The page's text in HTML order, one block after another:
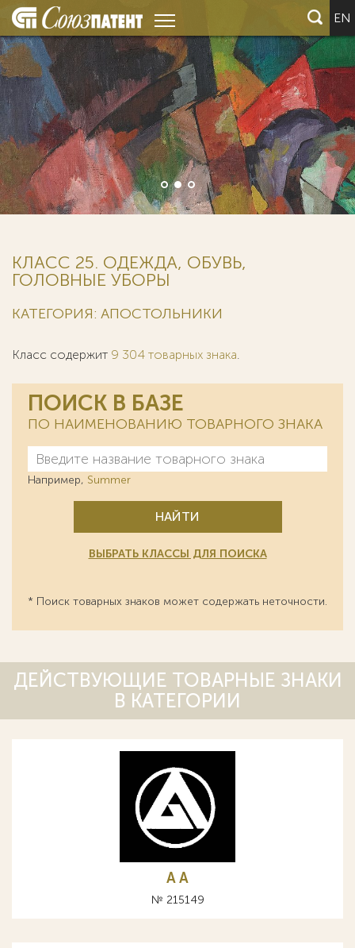
EN
КЛАСС 25. ОДЕЖДА, ОБУВЬ,
ГОЛОВНЫЕ УБОРЫ
КАТЕГОРИЯ: АПОСТОЛЬНИКИ
Класс содержит 9 304 товарных знака.
ПОИСК В БАЗЕ
ПО НАИМЕНОВАНИЮ ТОВАРНОГО ЗНАКА
Например, Summer
НАЙТИ
ВЫБРАТЬ КЛАССЫ ДЛЯ ПОИСКА
* Поиск товарных знаков может содержать неточности.
ДЕЙСТВУЮЩИЕ ТОВАРНЫЕ ЗНАКИ
В КАТЕГОРИИ
A А
№ 215149